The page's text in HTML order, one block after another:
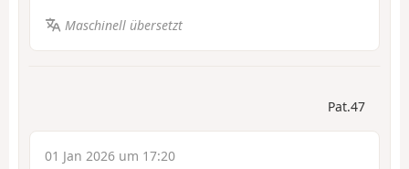
Maschinell übersetzt
Pat.47
01 Jan 2026 um 17:20